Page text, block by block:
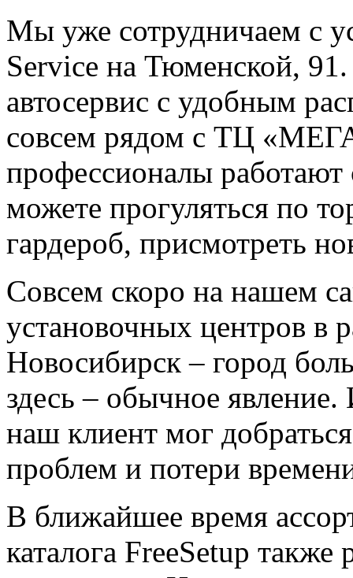
Мы уже сотрудничаем с
Service на Тюменской,
автосервис с удобным
совсем рядом с ТЦ
профессионалы
можете прогуляться по
гардероб, присмотреть
Совсем скоро на нашем
установочных центров в
Новосибирск – город
здесь – обычное
наш клиент мог
проблем и потери
В ближайшее время
каталога FreeSetup